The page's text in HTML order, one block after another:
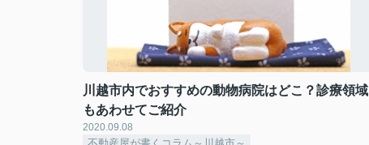
川越市内でおすすめの動物病院はどこ？診療領域
もあわせてご紹介
2020.09.08